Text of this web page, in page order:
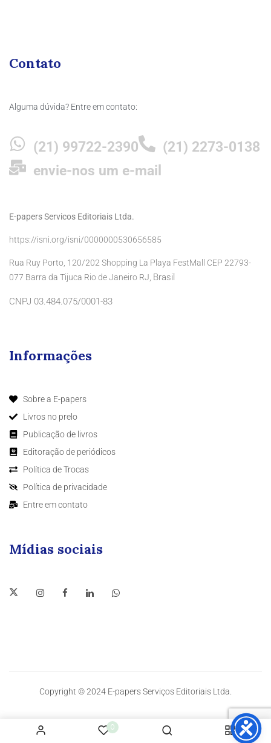
0
Contato
Alguma dúvida? Entre em contato:
(21) 99722-2390
(21) 2273-0138
envie-nos um e-mail
E-papers Servicos Editoriais Ltda.
https://isni.org/isni/0000000530656585
Rua Ruy Porto, 120/202 Shopping La Playa FestMall CEP 22793-
077 Barra da Tijuca Rio de Janeiro RJ, Brasil
CNPJ 03.484.075/0001-83
Informações
Sobre a E-papers
Livros no prelo
Publicação de livros
Editoração de periódicos
Política de Trocas
Política de privacidade
Entre em contato
Mídias sociais
Copyright © 2024 E-papers Serviços Editoriais Ltda.